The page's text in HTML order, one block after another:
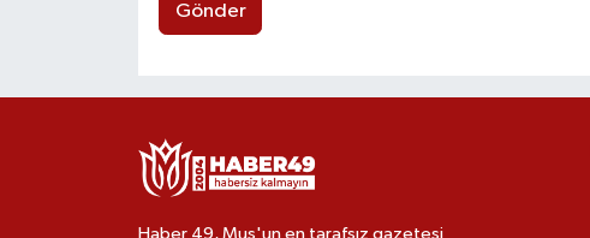
Gönder
Haber 49, Muş'un en tarafsız gazetesi